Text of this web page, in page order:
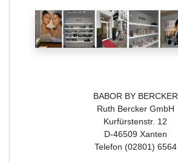
BABOR BY BERCKER
Ruth Bercker GmbH
Kurfürstenstr. 12
D-46509 Xanten
Telefon (02801) 6564